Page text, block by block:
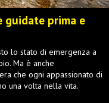
guidate prima e
lo stato di emergenza a
Ma è anche
che ogni appassionato di
una volta nella vita.